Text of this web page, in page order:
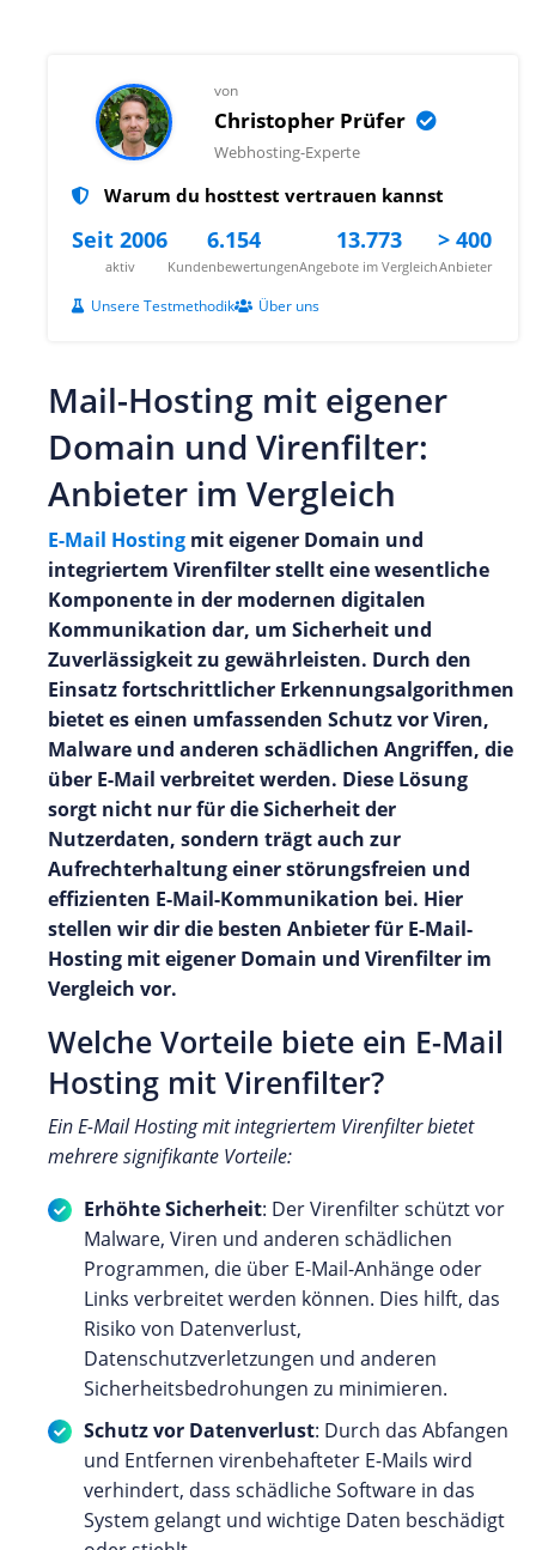
von
Christopher Prüfer
Webhosting-Experte
Warum du hosttest vertrauen kannst
Seit 2006
aktiv
6.154
Kundenbewertungen
13.773
Angebote im Vergleich
> 400
Anbieter
Unsere Testmethodik Über uns
Mail-Hosting mit eigener
Domain und Virenfilter:
Anbieter im Vergleich
E-Mail Hosting mit eigener Domain und
integriertem Virenfilter stellt eine wesentliche
Komponente in der modernen digitalen
Kommunikation dar, um Sicherheit und
Zuverlässigkeit zu gewährleisten. Durch den
Einsatz fortschrittlicher Erkennungsalgorithmen
bietet es einen umfassenden Schutz vor Viren,
Malware und anderen schädlichen Angriffen, die
über E-Mail verbreitet werden. Diese Lösung
sorgt nicht nur für die Sicherheit der
Nutzerdaten, sondern trägt auch zur
Aufrechterhaltung einer störungsfreien und
effizienten E-Mail-Kommunikation bei. Hier
stellen wir dir die besten Anbieter für E-Mail-
Hosting mit eigener Domain und Virenfilter im
Vergleich vor.
Welche Vorteile biete ein E-Mail
Hosting mit Virenfilter?
Ein E-Mail Hosting mit integriertem Virenfilter bietet
mehrere signifikante Vorteile:
Erhöhte Sicherheit: Der Virenfilter schützt vor
Malware, Viren und anderen schädlichen
Programmen, die über E-Mail-Anhänge oder
Links verbreitet werden können. Dies hilft, das
Risiko von Datenverlust,
Datenschutzverletzungen und anderen
Sicherheitsbedrohungen zu minimieren.
Schutz vor Datenverlust: Durch das Abfangen
und Entfernen virenbehafteter E-Mails wird
verhindert, dass schädliche Software in das
System gelangt und wichtige Daten beschädigt